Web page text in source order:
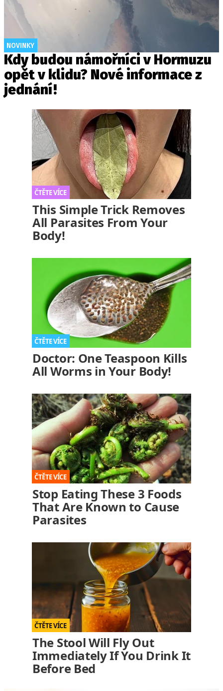
NOVINKY
Kdy budou námořníci v Hormuzu
opět v klidu? Nové informace z
jednání!
This Simple Trick Removes
All Parasites From Your
Body!
Doctor: One Teaspoon Kills
All Worms in Your Body!
Stop Eating These 3 Foods
That Are Known to Cause
Parasites
The Stool Will Fly Out
Immediately If You Drink It
Before Bed